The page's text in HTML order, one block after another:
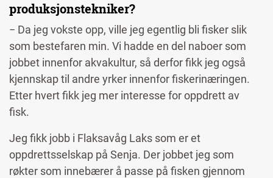
produksjonstekniker?
− Da jeg vokste opp, ville jeg egentlig bli fisker slik
som bestefaren min. Vi hadde en del naboer som
jobbet innenfor akvakultur, så derfor fikk jeg også
kjennskap til andre yrker innenfor fiskerinæringen.
Etter hvert fikk jeg mer interesse for oppdrett av
fisk.
Jeg fikk jobb i Flaksavåg Laks som er et
oppdrettsselskap på Senja. Der jobbet jeg som
røkter som innebærer å passe på fisken gjennom